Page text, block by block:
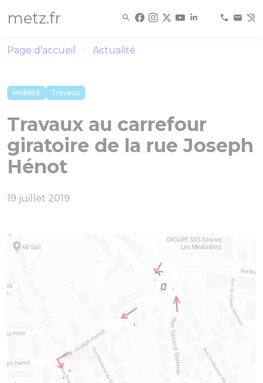
metz.fr
Page d'accueil Actualité
Mobilité Travaux
Travaux au carrefour
giratoire de la rue Joseph
Hénot
19 juillet 2019